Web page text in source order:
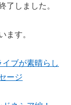
了しました。
ます。
ブが素晴らし
ージ